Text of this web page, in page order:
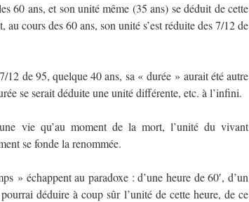
60 ans, et son unité même (35 ans) se déduit de cette
au cours des 60 ans, son unité s’est réduite des 7/12 de
de 95, quelque 40 ans, sa « durée » aurait été autre
se serait déduite une unité différente, etc. à l’infini.
vie qu’au moment de la mort, l’unité du vivant
se fonde la renommée.
» échappent au paradoxe : d’une heure de 60′, d’un
déduire à coup sûr l’unité de cette heure, de ce